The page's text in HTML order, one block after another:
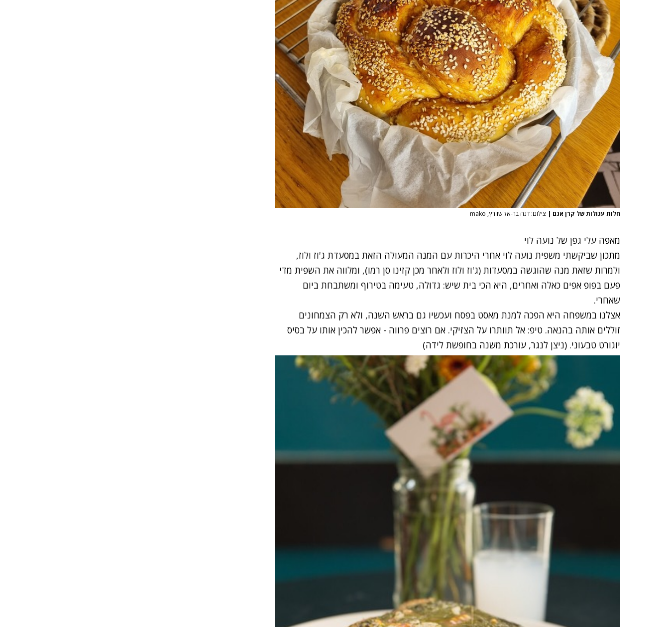
חלות עגולות של קרן אגם | צילום: דנה בר-אל שוורץ, mako
מאפה עלי גפן של נועה לוי
מתכון שביקשתי משפית נועה לוי אחרי היכרות עם המנה המעולה הזאת במסעדת ג'וז ולוז,
ולמרות שזאת מנה שהוגשה במסעדות (ג'וז ולוז ולאחר מכן קזינו סן רמו), ומלווה את השפית מדי
פעם בפופ אפים כאלה ואחרים, היא הכי בית שיש: גדולה, טעימה בטירוף ומשתבחת ביום
שאחרי.
אצלנו במשפחה היא הפכה למנת מאסט בפסח ועכשיו גם בראש השנה, ולא רק הצמחונים
זוללים אותה בהנאה. טיפ: אל תוותרו על הצזיקי. אם רוצים פרווה - אפשר להכין אותו על בסיס
יוגורט טבעוני. (ניצן לנגר, עורכת משנה בחופשת לידה)